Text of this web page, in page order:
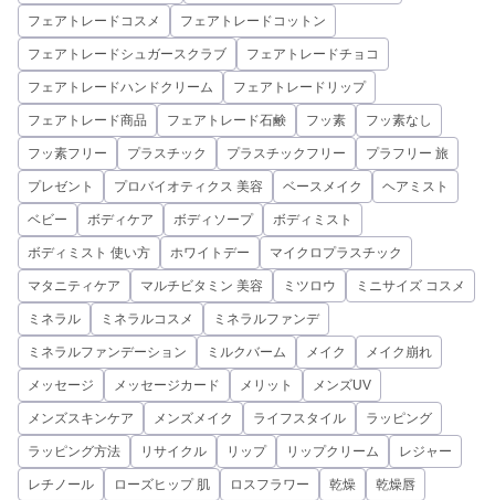
フェアトレードコスメ フェアトレードコットン
フェアトレードシュガースクラブ フェアトレードチョコ
フェアトレードハンドクリーム フェアトレードリップ
フェアトレード商品 フェアトレード石鹸 フッ素 フッ素なし
フッ素フリー プラスチック プラスチックフリー プラフリー 旅
プレゼント プロバイオティクス 美容 ベースメイク ヘアミスト
ベビー ボディケア ボディソープ ボディミスト
ボディミスト 使い方 ホワイトデー マイクロプラスチック
マタニティケア マルチビタミン 美容 ミツロウ ミニサイズ コスメ
ミネラル ミネラルコスメ ミネラルファンデ
ミネラルファンデーション ミルクバーム メイク メイク崩れ
メッセージ メッセージカード メリット メンズUV
メンズスキンケア メンズメイク ライフスタイル ラッピング
ラッピング方法 リサイクル リップ リップクリーム レジャー
レチノール ローズヒップ 肌 ロスフラワー 乾燥 乾燥唇